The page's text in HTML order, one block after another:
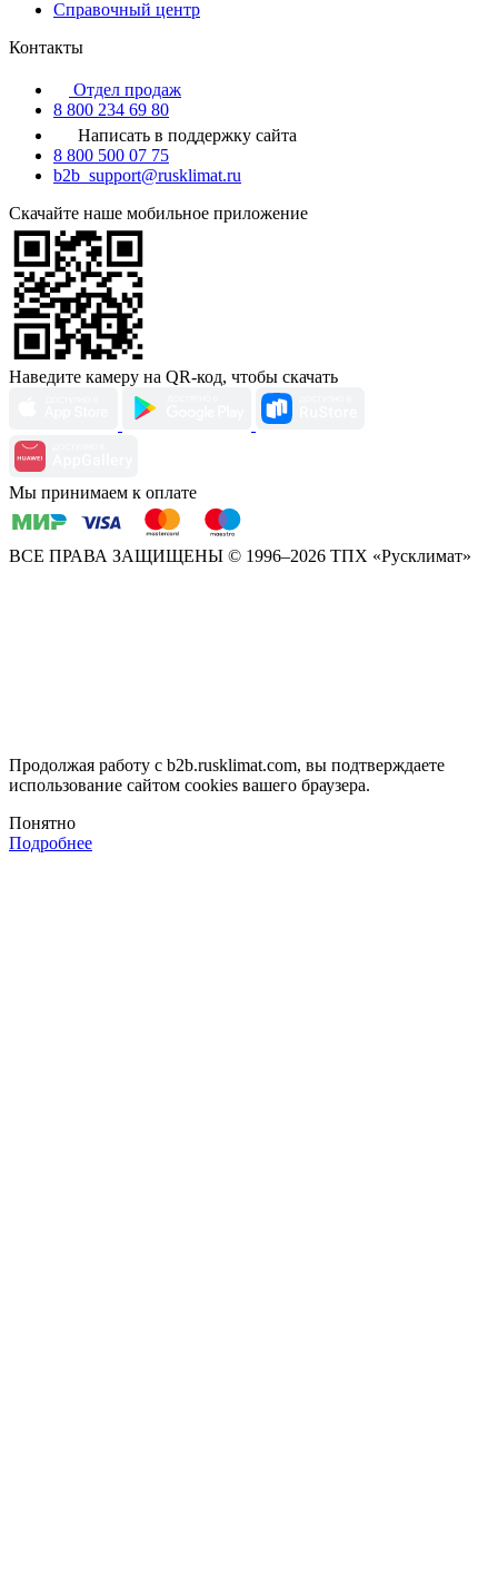
Справочный центр
Контакты
Отдел продаж
8 800 234 69 80
Написать в поддержку сайта
8 800 500 07 75
b2b_support@rusklimat.ru
Скачайте наше мобильное приложение
Наведите камеру на QR-код, чтобы скачать
Мы принимаем к оплате
ВСЕ ПРАВА ЗАЩИЩЕНЫ © 1996–2026 ТПХ «Русклимат»
Продолжая работу с b2b.rusklimat.com, вы подтверждаете
использование сайтом cookies вашего браузера.
Понятно
Подробнее